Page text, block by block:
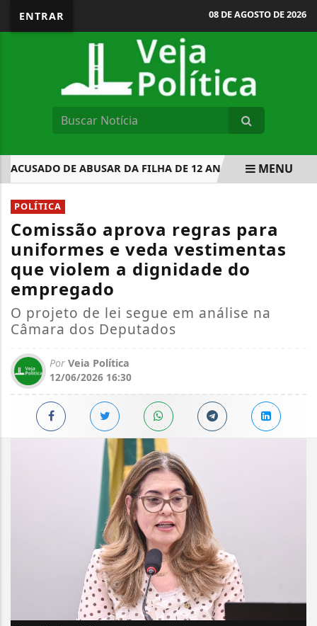
ENTRAR 08 DE AGOSTO DE 2026
DE ABUSAR DA FILHA DE 12 ANOS EM PORTO VELHO
EM ALTA
MENU
POLÍTICA
Comissão aprova regras para
uniformes e veda vestimentas
que violem a dignidade do
empregado
O projeto de lei segue em análise na
Câmara dos Deputados
Por Veia Política
12/06/2026 16:30